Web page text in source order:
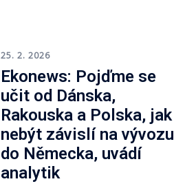
25. 2. 2026
Ekonews: Pojďme se
učit od Dánska,
Rakouska a Polska, jak
nebýt závislí na vývozu
do Německa, uvádí
analytik